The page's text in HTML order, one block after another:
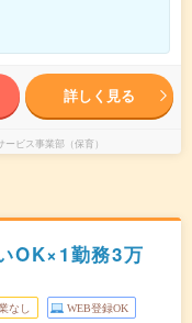
詳しく見る
ビス事業部（保育）
OK×1勤務3万
なし WEB登録OK